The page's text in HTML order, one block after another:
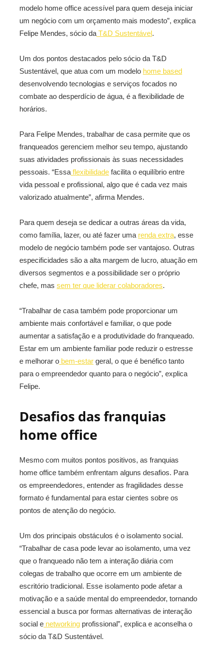
modelo home office acessível para quem deseja iniciar
um negócio com um orçamento mais modesto”, explica
Felipe Mendes, sócio da T&D Sustentável.
Um dos pontos destacados pelo sócio da T&D
Sustentável, que atua com um modelo home based
desenvolvendo tecnologias e serviços focados no
combate ao desperdício de água, é a flexibilidade de
horários.
Para Felipe Mendes, trabalhar de casa permite que os
franqueados gerenciem melhor seu tempo, ajustando
suas atividades profissionais às suas necessidades
pessoais. “Essa flexibilidade facilita o equilíbrio entre
vida pessoal e profissional, algo que é cada vez mais
valorizado atualmente”, afirma Mendes.
Para quem deseja se dedicar a outras áreas da vida,
como família, lazer, ou até fazer uma renda extra, esse
modelo de negócio também pode ser vantajoso. Outras
especificidades são a alta margem de lucro, atuação em
diversos segmentos e a possibilidade ser o próprio
chefe, mas sem ter que liderar colaboradores.
“Trabalhar de casa também pode proporcionar um
ambiente mais confortável e familiar, o que pode
aumentar a satisfação e a produtividade do franqueado.
Estar em um ambiente familiar pode reduzir o estresse
e melhorar o bem-estar geral, o que é benéfico tanto
para o empreendedor quanto para o negócio”, explica
Felipe.
Desafios das franquias
home office
Mesmo com muitos pontos positivos, as franquias
home office também enfrentam alguns desafios. Para
os empreendedores, entender as fragilidades desse
formato é fundamental para estar cientes sobre os
pontos de atenção do negócio.
Um dos principais obstáculos é o isolamento social.
“Trabalhar de casa pode levar ao isolamento, uma vez
que o franqueado não tem a interação diária com
colegas de trabalho que ocorre em um ambiente de
escritório tradicional. Esse isolamento pode afetar a
motivação e a saúde mental do empreendedor, tornando
essencial a busca por formas alternativas de interação
social e networking profissional”, explica e aconselha o
sócio da T&D Sustentável.